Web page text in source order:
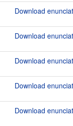
Download
Download
Download
Download
Download